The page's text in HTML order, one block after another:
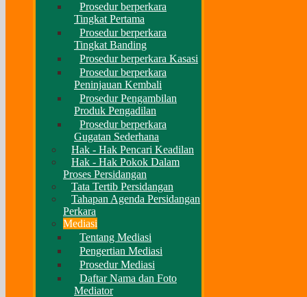
Prosedur berperkara
Tingkat Pertama
Prosedur berperkara
Tingkat Banding
Prosedur berperkara Kasasi
Prosedur berperkara
Peninjauan Kembali
Prosedur Pengambilan
Produk Pengadilan
Prosedur berperkara
Gugatan Sederhana
Hak - Hak Pencari Keadilan
Hak - Hak Pokok Dalam
Proses Persidangan
Tata Tertib Persidangan
Tahapan Agenda Persidangan
Perkara
Mediasi
Tentang Mediasi
Pengertian Mediasi
Prosedur Mediasi
Daftar Nama dan Foto
Mediator